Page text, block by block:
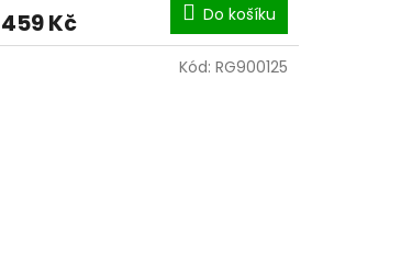
459 Kč Do košíku
Kód: RG900125